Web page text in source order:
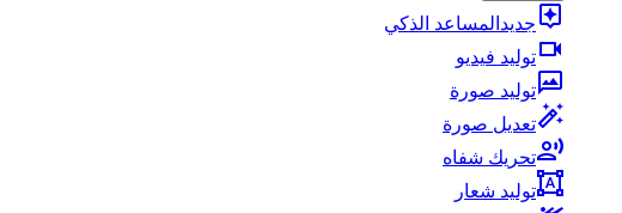
جديد المساعد الذكي
توليد فيديو
توليد صورة
تعديل صورة
تحريك شفاه
توليد شعار